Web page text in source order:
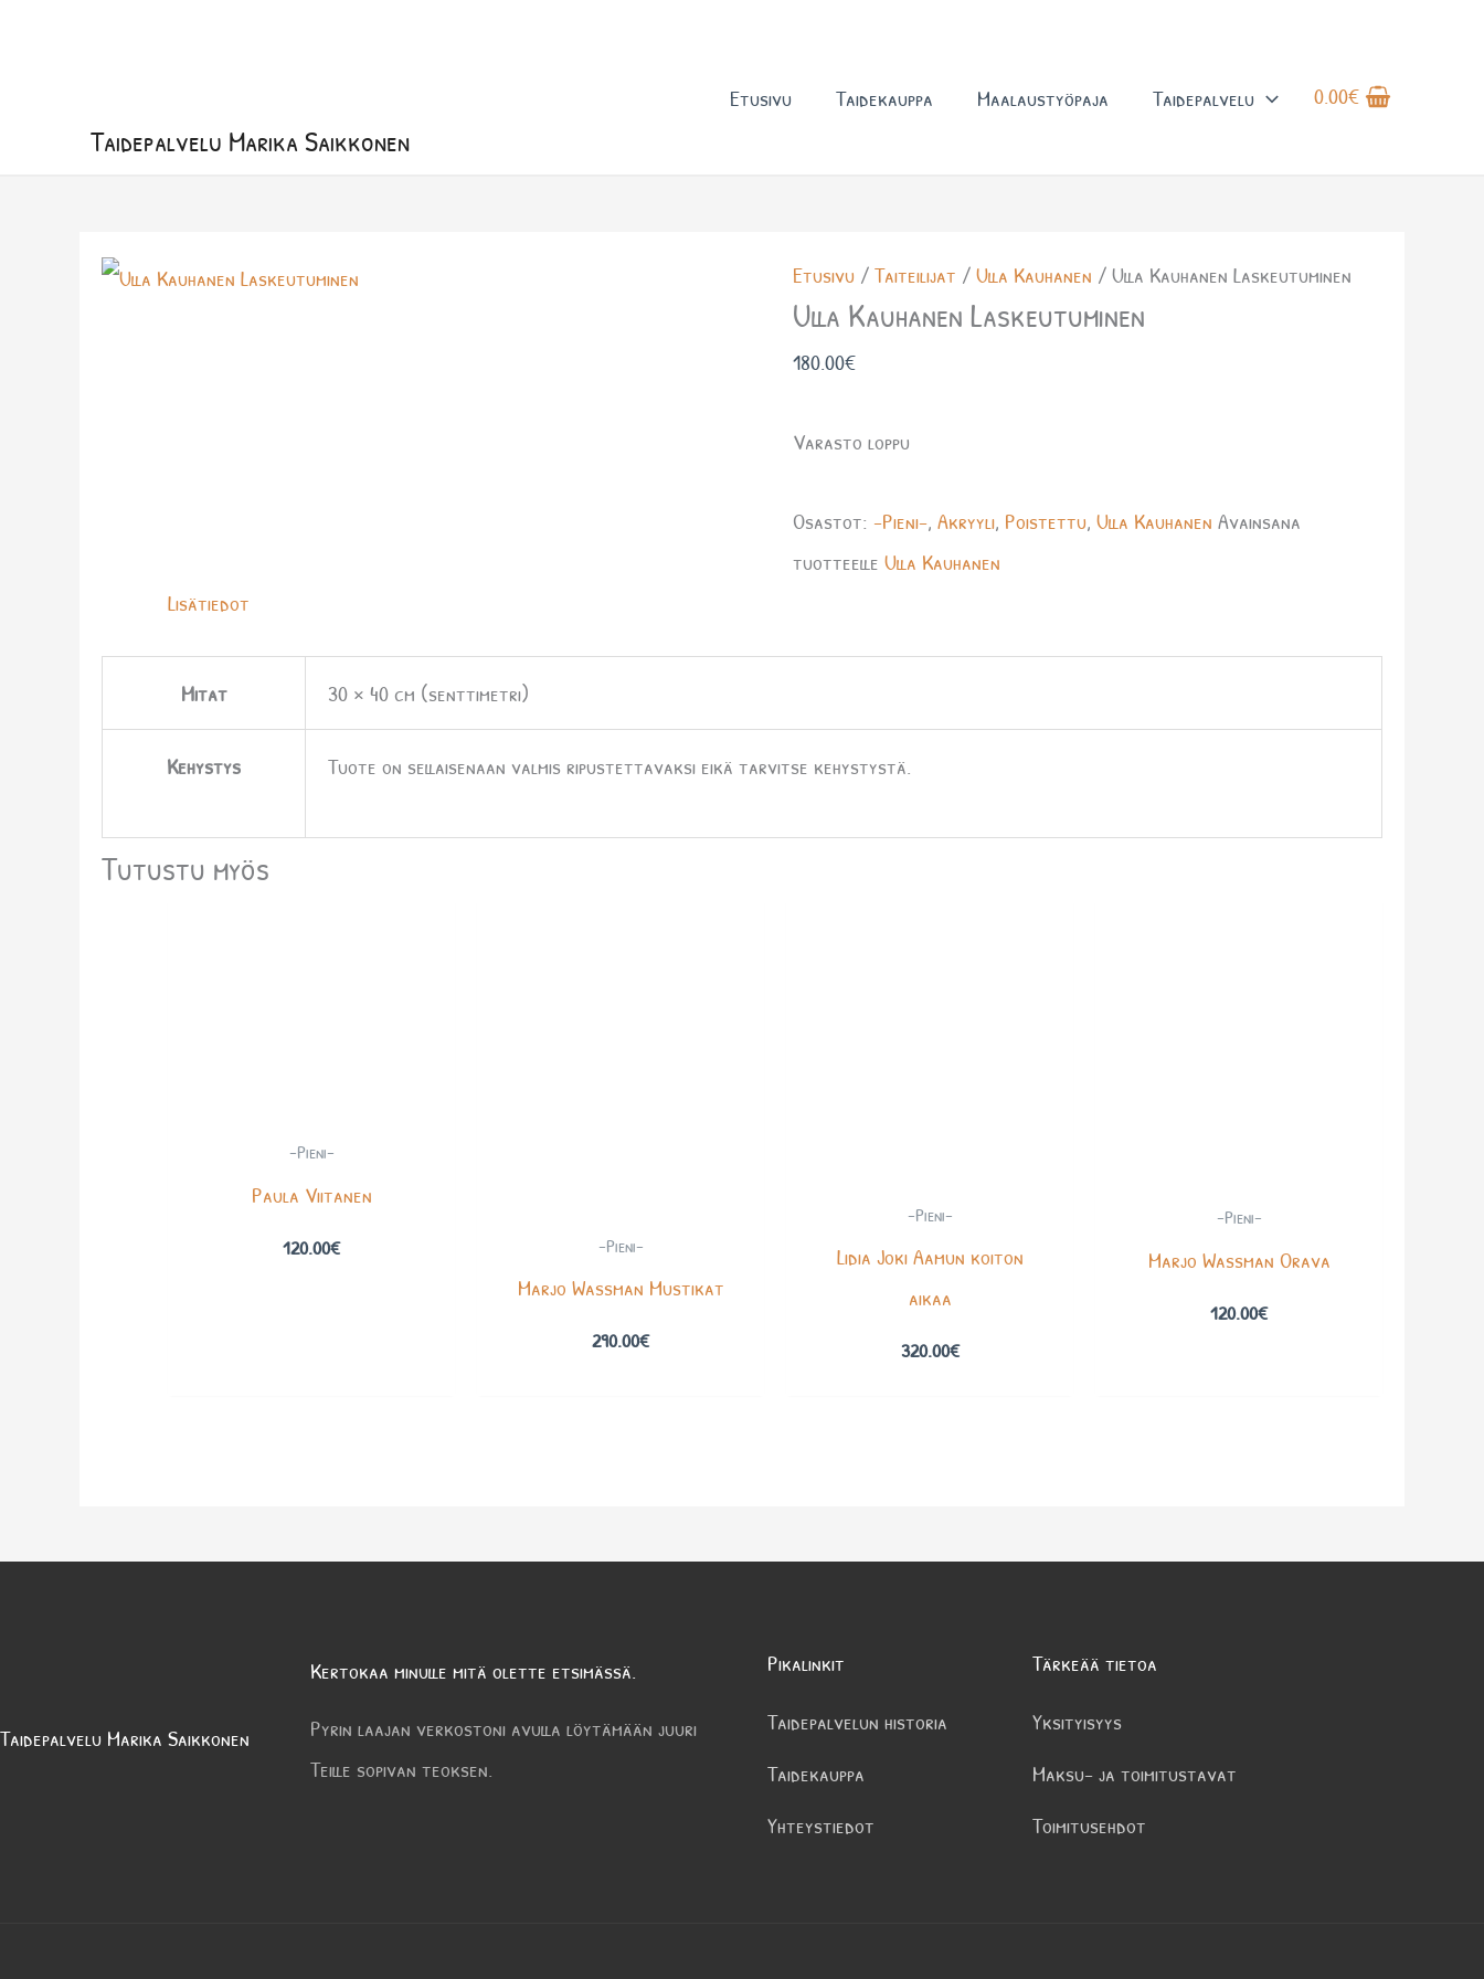
Taidepalvelu Marika Saikkonen
Etusivu Taidekauppa Maalaustyöpaja Taidepalvelu 0.00€
Etusivu /Taiteilijat /Ulla Kauhanen / Ulla Kauhanen Laskeutuminen
Ulla Kauhanen Laskeutuminen
180.00€
Varasto loppu
Osastot:-Pieni-,Akryyli, Poistettu,Ulla Kauhanen Avainsana
tuotteelleUlla Kauhanen
Lisätiedot
Mitat 30 × 40 cm (senttimetri)
Kehystys Tuote on sellaisenaan valmis ripustettavaksi eikä tarvitse kehystystä.
Tutustu myös
-Pieni-
Paula Viitanen
120.00€ -Pieni-
Marjo Wassman Mustikat
290.00€
-Pieni-
Lidia Joki Aamun koiton
aikaa
320.00€
-Pieni-
Marjo Wassman Orava
120.00€
Taidepalvelu Marika Saikkonen
Kertokaa minulle mitä olette etsimässä.
Pyrin laajan verkostoni avulla löytämään juuri
Teille sopivan teoksen.
Pikalinkit
Taidepalvelun historia
Taidekauppa
Yhteystiedot
Tärkeää tietoa
Yksityisyys
Maksu- ja toimitustavat
Toimitusehdot